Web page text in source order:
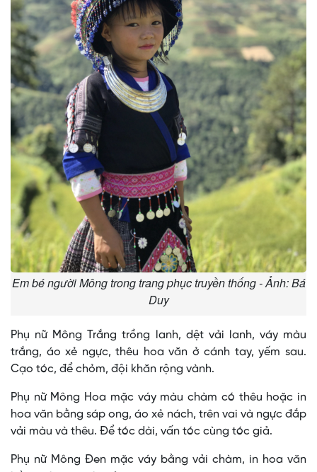
Em bé người Mông trong trang phục truyền thống - Ảnh: Bá
Duy
Phụ nữ Mông Trắng trồng lanh, dệt vải lanh, váy màu
trắng, áo xẻ ngực, thêu hoa văn ở cánh tay, yếm sau.
Cạo tóc, để chỏm, đội khăn rộng vành.
Phụ nữ Mông Hoa mặc váy màu chàm có thêu hoặc in
hoa văn bằng sáp ong, áo xẻ nách, trên vai và ngực đắp
vải màu và thêu. Ðể tóc dài, vấn tóc cùng tóc giả.
Phụ nữ Mông Ðen mặc váy bằng vải chàm, in hoa văn